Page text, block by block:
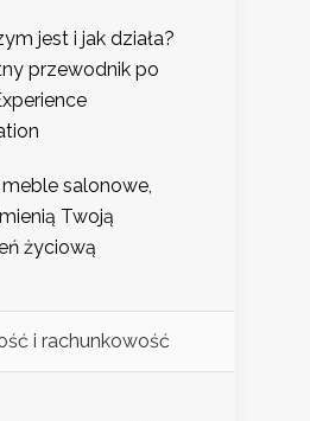
jest i jak działa?
przewodnik po
salonowe,
Twoją
życiową
i rachunkowość